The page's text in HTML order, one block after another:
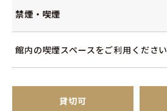
禁煙・喫煙
館内の喫煙スペースをご利用ください
貸切可